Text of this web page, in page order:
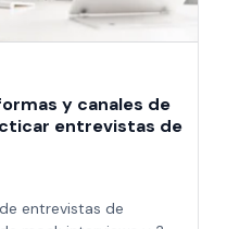
y canales de
entrevistas de
entrevistas de